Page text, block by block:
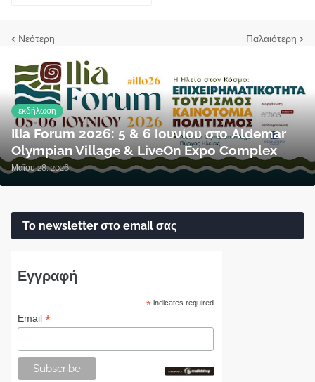
Νεότερη Παλαιότερη
εκδήλωση
Ilia Forum 2026: 5 & 6 Ιουνίου στο Aldemar
Olympian Village & LiveOn Expo Complex
Μαΐου 28, 2026
Το newsletter στο email σας
Εγγραφή
* indicates required
Email *